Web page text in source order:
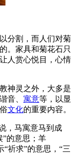
分割，而人们对菊
。家具和菊花石只
人赏心悦目，心情
神灵之外，大多是
音、 寓意等，以显
文化的重要内容。
，马寓意马到成
”的意思；羊
“祈求”的意思，“三